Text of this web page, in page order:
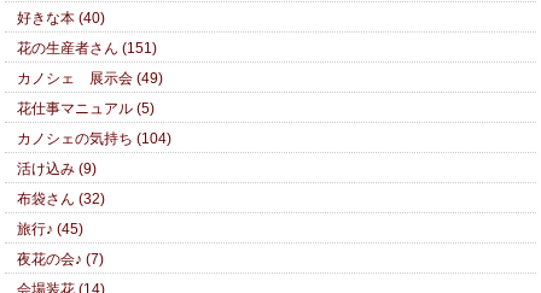
好きな本 (40)
花の生産者さん (151)
カノシェ 展示会 (49)
花仕事マニュアル (5)
カノシェの気持ち (104)
活け込み (9)
布袋さん (32)
旅行♪ (45)
夜花の会♪ (7)